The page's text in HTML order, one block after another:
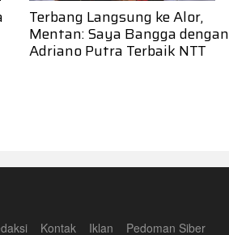
Terbang Langsung ke Alor,
Mentan: Saya Bangga dengan
Adriano Putra Terbaik NTT
Kontak Iklan Pedoman Siber